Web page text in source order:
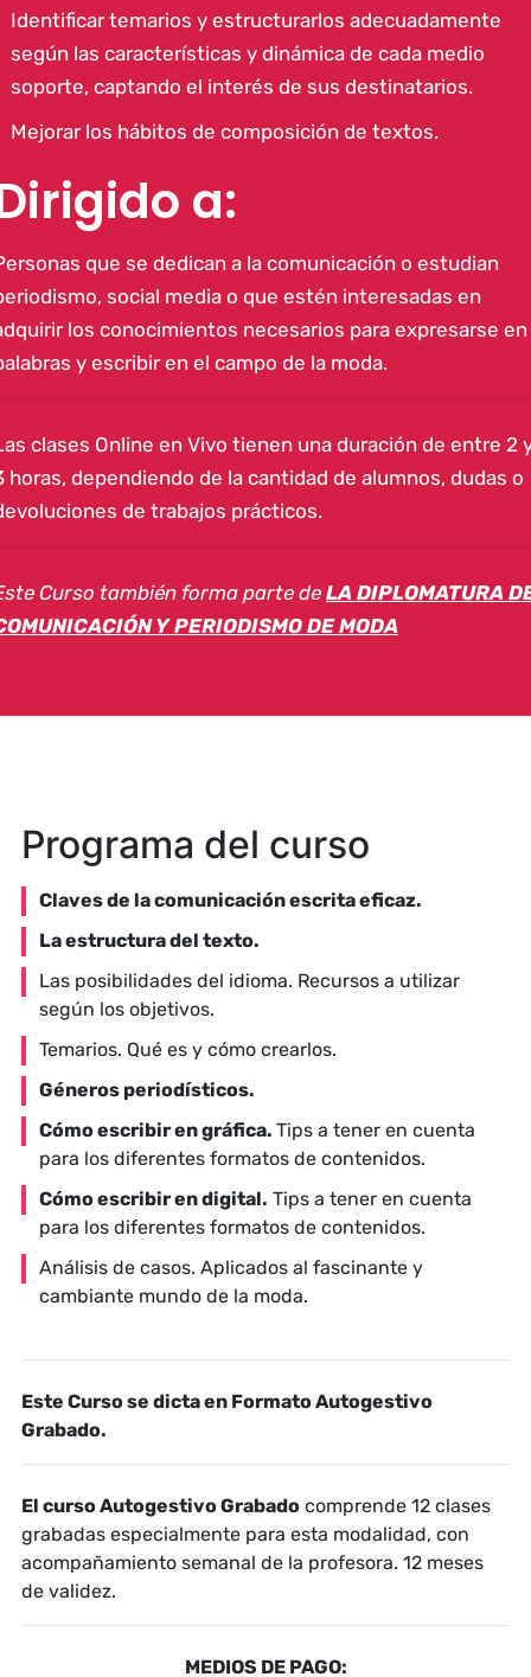
Identificar temarios y estructurarlos adecuadamente
según las características y dinámica de cada medio
soporte, captando el interés de sus destinatarios.
Mejorar los hábitos de composición de textos.
a:
que se dedican a la comunicación o estudian
social media o que estén interesadas en
los conocimientos necesarios para expresarse en
y escribir en el campo de la moda.
clases Online en Vivo tienen una duración de entre 2
horas, dependiendo de la cantidad de alumnos, dudas o
de trabajos prácticos.
Curso también forma parte de LA DIPLOMATURA
Y PERIODISMO DE MODA
Programa del curso
Claves de la comunicación escrita eficaz.
La estructura del texto.
Las posibilidades del idioma. Recursos a utilizar
según los objetivos.
Temarios. Qué es y cómo crearlos.
Géneros periodísticos.
Cómo escribir en gráfica. Tips a tener en cuenta
para los diferentes formatos de contenidos.
Cómo escribir en digital. Tips a tener en cuenta
para los diferentes formatos de contenidos.
Análisis de casos. Aplicados al fascinante y
cambiante mundo de la moda.
Este Curso se dicta en Formato Autogestivo
Grabado.
El curso Autogestivo Grabado comprende 12 clases
grabadas especialmente para esta modalidad, con
acompañamiento semanal de la profesora. 12 meses
de validez.
MEDIOS DE PAGO: